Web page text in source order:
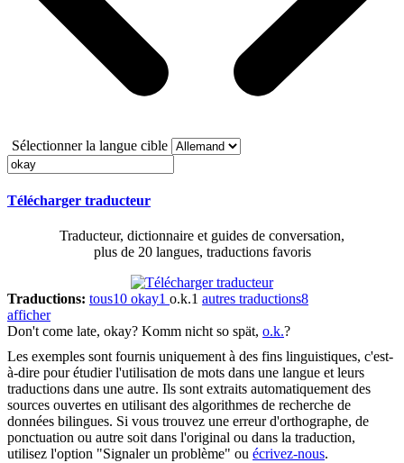
Sélectionner la langue cible
Télécharger traducteur
Traducteur, dictionnaire et guides de conversation,
plus de 20 langues, traductions favoris
Traductions: tous10 okay1 o.k.1 autres traductions8
afficher
Don't come late, okay? Komm nicht so spät, o.k.?
Les exemples sont fournis uniquement à des fins linguistiques, c'est-
à-dire pour étudier l'utilisation de mots dans une langue et leurs
traductions dans une autre. Ils sont extraits automatiquement des
sources ouvertes en utilisant des algorithmes de recherche de
données bilingues. Si vous trouvez une erreur d'orthographe, de
ponctuation ou autre soit dans l'original ou dans la traduction,
utilisez l'option "Signaler un problème" ou écrivez-nous.